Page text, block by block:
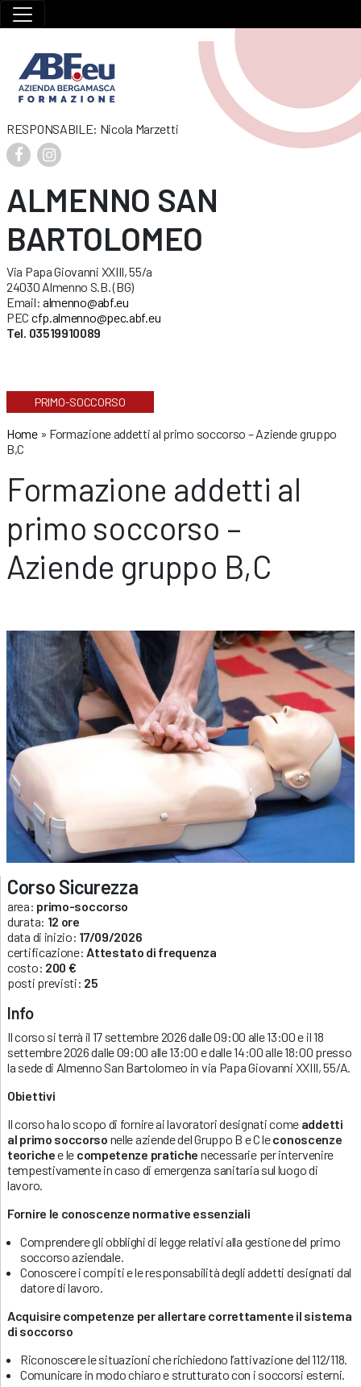
RESPONSABILE: Nicola Marzetti
ALMENNO SAN
BARTOLOMEO
Via Papa Giovanni XXIII, 55/a
24030 Almenno S.B. (BG)
Email: almenno@abf.eu
PEC cfp.almenno@pec.abf.eu
Tel. 03519910089
PRIMO-SOCCORSO
Home» Formazione addetti al primo soccorso – Aziende gruppo
B,C
Formazione addetti al
primo soccorso –
Aziende gruppo B,C
Corso Sicurezza
area: primo-soccorso
durata: 12 ore
data di inizio: 17/09/2026
certificazione: Attestato di frequenza
costo: 200 €
posti previsti: 25
Info
Il corso si terrà il 17 settembre 2026 dalle 09:00 alle 13:00 e il 18
settembre 2026 dalle 09:00 alle 13:00 e dalle 14:00 alle 18:00 presso
la sede di Almenno San Bartolomeo in via Papa Giovanni XXIII, 55/A.
Obiettivi
Il corso ha lo scopo di fornire ai lavoratori designati come addetti
al primo soccorso nelle aziende del Gruppo B e C leconoscenze
teorichee le competenze pratiche necessarie per intervenire
tempestivamente in caso di emergenza sanitaria sul luogo di
lavoro.
Fornire le conoscenze normative essenziali
Comprendere gli obblighi di legge relativi alla gestione del primo
soccorso aziendale.
Conoscere i compiti e le responsabilità degli addetti designati dal
datore di lavoro.
Acquisire competenze per allertare correttamente il sistema
di soccorso
Riconoscere le situazioni che richiedono l’attivazione del 112/118.
Comunicare in modo chiaro e strutturato con i soccorsi esterni.